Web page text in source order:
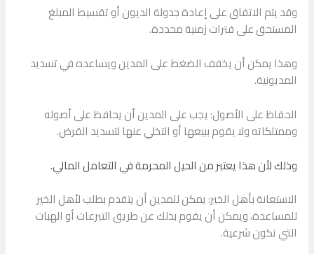
وقد يتم الاتفاق على إعادة جدولة الديون أو تقسيط المبلغ
المستحق على فترات زمنية محددة.
وهذا يمكن أن يخفف الضغط على المدين ويساعده في تسديد
المديونية.
الحفاظ على الأصول: يجب على المدين أن يحافظ على أصوله
وممتلكاته ولا يقوم ببيعها أو التخلي عنها لتسديد القرض.
وذلك لأن هذا يعتبر من الحيل المحرمة في التعامل المالي.
الاستعانة بأهل الخير: يمكن للمدين أن يتقدم بطلب لأهل الخير
للمساعدة، ويمكن أن يقوم بذلك عن طريق التبرعات أو الهبات
التي تكون شرعية.